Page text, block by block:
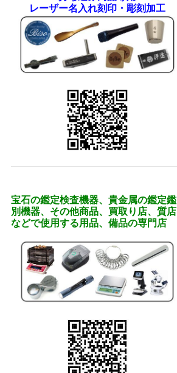
レーザー名入れ刻印・彫刻加工
宝石の鑑定検査機器、貴金属の鑑定鑑
別機器、その他商品、買取り店、質店
などで使用する用品、備品の専門店